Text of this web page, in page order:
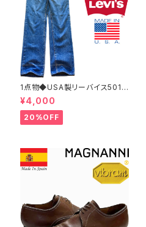
1点物◆USA製リーバイス501ビ
ンテージ黒カン80sジーンズ古
着メンズレディースOKアメカジ/
ストリート/ブランドアメリカ製デ
ニムパンツ372581
¥4,000
20%OFF